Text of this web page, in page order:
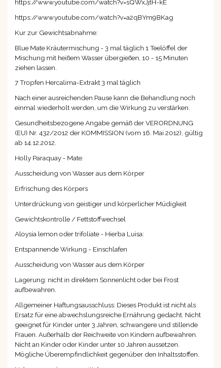
https://www.youtube.com/watch?v=sQWxJjtH-kE
https://www.youtube.com/watch?v=a2qBYm9BKag
Kur zur Gewichtsabnahme:
Blue Mate Kräutermischung - 3 mal täglich 1 Teelöffel der
Mischung mit heißem Wasser übergießen, 10 - 15 Minuten
ziehen lassen.
7 Tropfen Hercalima-Extrakt 3 mal täglich
Nach einer ausreichenden Pause kann die Behandlung noch
einmal wiederholt werden, um die Wirkung zu verstärken.
Gesundheitsbezogene Angabe gemäß der VERORDNUNG
(EU) Nr. 432/2012 der KOMMISSION (vom 16. Mai 2012), gültig
ab 14.12.2012.
Holly Paraquay - Mate:
Ausscheidung von Wasser aus dem Körper
Erfrischung des Körpers
Unterdrückung von geistiger und körperlicher Müdigkeit
Gewichtskontrolle / Fettstoffwechsel
Aloysia lemon oder trifoliate - Hierba Luisa:
Entspannende Wirkung - Einschlafen
Ausscheidung von Wasser aus dem Körper
Lagerung: nicht in direktem Sonnenlicht oder bei Frost
aufbewahren.
Allgemeiner Haftungsausschluss: Dieses Produkt ist nicht als
Ersatz für eine abwechslungsreiche Ernährung gedacht. Nicht
geeignet für Kinder unter 3 Jahren, schwangere und stillende
Frauen. Außerhalb der Reichweite von Kindern aufbewahren.
Nicht an Kinder oder Kinder unter 10 Jahren aussetzen.
Mögliche Überempfindlichkeit gegenüber den Inhaltsstoffen.